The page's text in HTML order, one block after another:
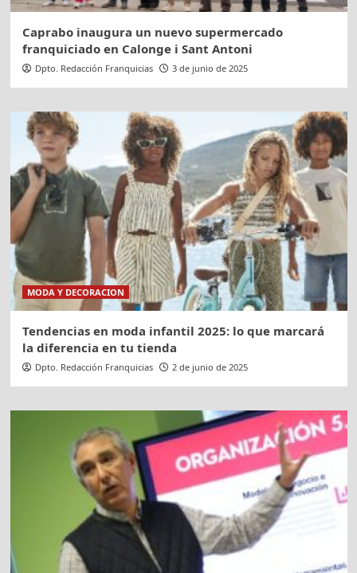
Caprabo inaugura un nuevo supermercado
franquiciado en Calonge i Sant Antoni
Dpto. Redacción Franquicias 3 de junio de 2025
MODA Y DECORACION
Tendencias en moda infantil 2025: lo que marcará
la diferencia en tu tienda
Dpto. Redacción Franquicias 2 de junio de 2025